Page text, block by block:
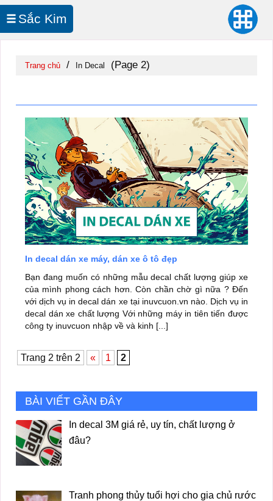
In UV Cuộn
Sắc Kim
Trang chủ / In Decal (Page 2)
In decal dán xe máy, dán xe ô tô đẹp
Bạn đang muốn có những mẫu decal chất lượng giúp xe
của mình phong cách hơn. Còn chần chờ gì nữa ? Đến
với dịch vụ in decal dán xe tại inuvcuon.vn nào. Dịch vụ in
decal dán xe chất lượng Với những máy in tiên tiến được
công ty inuvcuon nhập về và kinh [...]
Trang 2 trên 2 « 1 2
BÀI VIẾT GẦN ĐÂY
In decal 3M giá rẻ, uy tín, chất lượng ở
đâu?
Tranh phong thủy tuổi hợi cho gia chủ rước